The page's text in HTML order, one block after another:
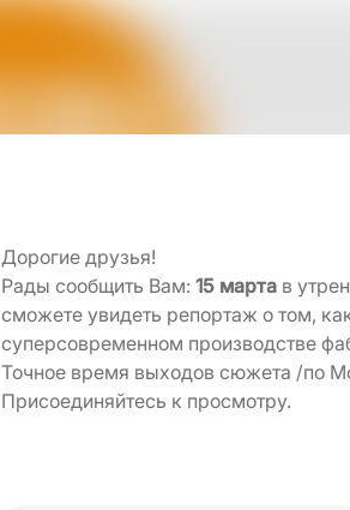
Дорогие друзья!
Рады сообщить Вам: 15 марта в
сможете увидеть репортаж о том,
суперсовременном производстве
Точное время выходов сюжета /по
Присоединяйтесь к просмотру.